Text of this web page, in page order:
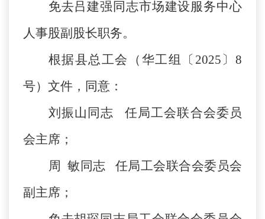
免去吕建强同志市场建设服务中心
人事股副股长职务。
根据县总工会（华工组〔 2025〕8
号）文件，同意：
刘振山同志
任局工会联合会委员
会主席；
周 敏同志
任局工会联合会委员会
副主席；